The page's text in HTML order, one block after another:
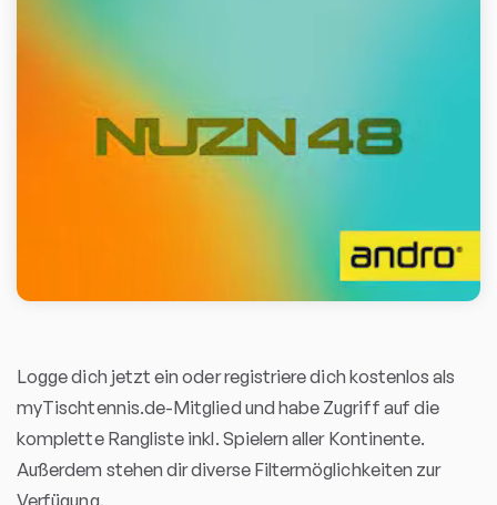
Logge dich jetzt ein oder registriere dich kostenlos als
myTischtennis.de-Mitglied und habe Zugriff auf die
komplette Rangliste inkl. Spielern aller Kontinente.
Außerdem stehen dir diverse Filtermöglichkeiten zur
Verfügung.